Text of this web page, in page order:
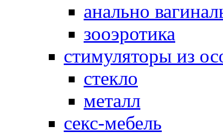
анально
зооэротика
стимуляторы из
стекло
металл
секс-мебель